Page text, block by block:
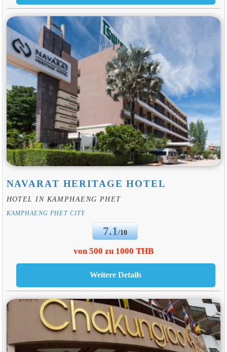
NAVARAT HERITAGE HOTEL
HOTEL IN KAMPHAENG PHET
KAMPHAENG PHET CITY
7.1/10
von 500 zu 1000 THB